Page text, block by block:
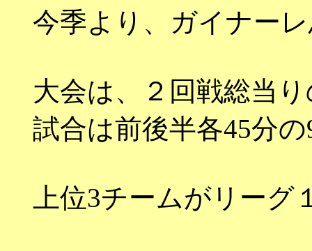
今季より、ガイナー
大会は、２回戦総当
試合は前後半各45分の
上位3チームがリーグ